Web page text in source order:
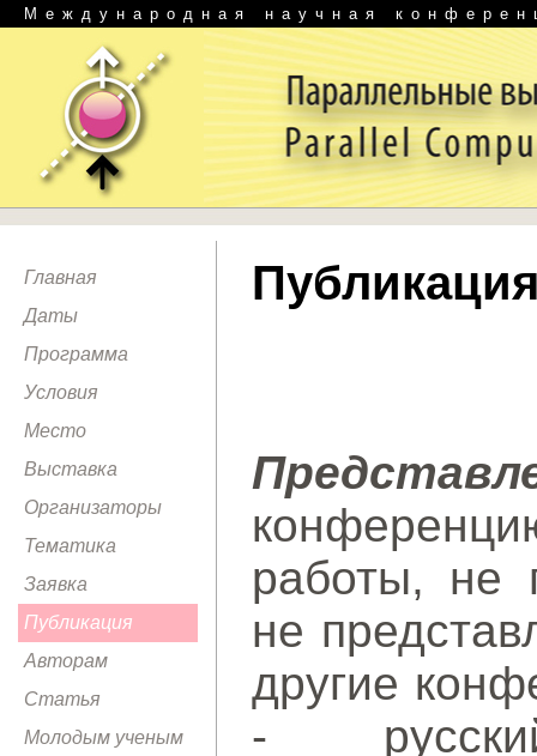
Международная научная
Главная
Даты
Программа
Условия
Место
Выставка
Организаторы
Тематика
Заявка
Публикация
Авторам
Статья
Молодым ученым
работы, не
не
другие
-